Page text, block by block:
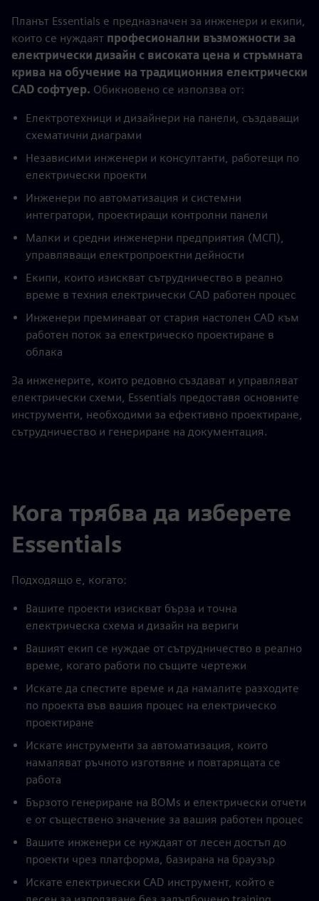
Планът Essentials е предназначен за инженери и екипи,
които се нуждаят професионални възможности за
електрически дизайн с високата цена и стръмната
крива на обучение на традиционния електрически
CAD софтуер. Обикновено се използва от:
Електротехници и дизайнери на панели, създаващи
схематични диаграми
Независими инженери и консултанти, работещи по
електрически проекти
Инженери по автоматизация и системни
интегратори, проектиращи контролни панели
Малки и средни инженерни предприятия (МСП),
управляващи електропроектни дейности
Екипи, които изискват сътрудничество в реално
време в техния електрически CAD работен процес
Инженери преминават от стария настолен CAD към
работен поток за електрическо проектиране в
облака
За инженерите, които редовно създават и управляват
електрически схеми, Essentials предоставя основните
инструменти, необходими за ефективно проектиране,
сътрудничество и генериране на документация.
Кога трябва да изберете
Essentials
Подходящо е, когато:
Вашите проекти изискват бърза и точна
електрическа схема и дизайн на вериги
Вашият екип се нуждае от сътрудничество в реално
време, когато работи по същите чертежи
Искате да спестите време и да намалите разходите
по проекта във вашия процес на електрическо
проектиране
Искате инструменти за автоматизация, които
намаляват ръчното изготвяне и повтарящата се
работа
Бързото генериране на BOMs и електрически отчети
е от съществено значение за вашия работен процес
Вашите инженери се нуждаят от лесен достъп до
проекти чрез платформа, базирана на браузър
Искате електрически CAD инструмент, който е